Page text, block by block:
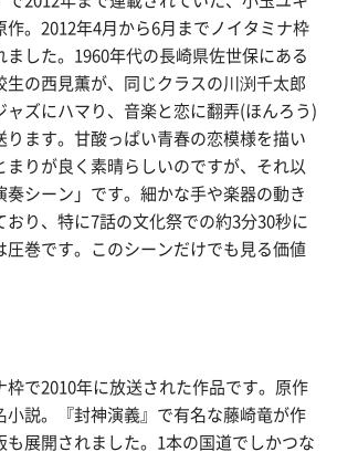
作。2012年4月から6月までノイタミナ枠
ました。1960年代の長崎県佐世保にある
生の西見薫が、同じクラスの川渕千太郎
ャズにハマり、音楽と恋に翻弄(ほんろう)
ります。甘酸っぱい青春の恋模様を描い
まりが良く素晴らしいのですが、それ以
奏シーン」です。細かな手や楽器の動き
おり、特に7話の文化祭での約3分30秒に
圧巻です。このシーンだけでも見る価値
枠で2010年に放送された作品です。原作
小説。『封神演義』で有名な藤崎竜が作
も展開されました。1本の国道でしかつな